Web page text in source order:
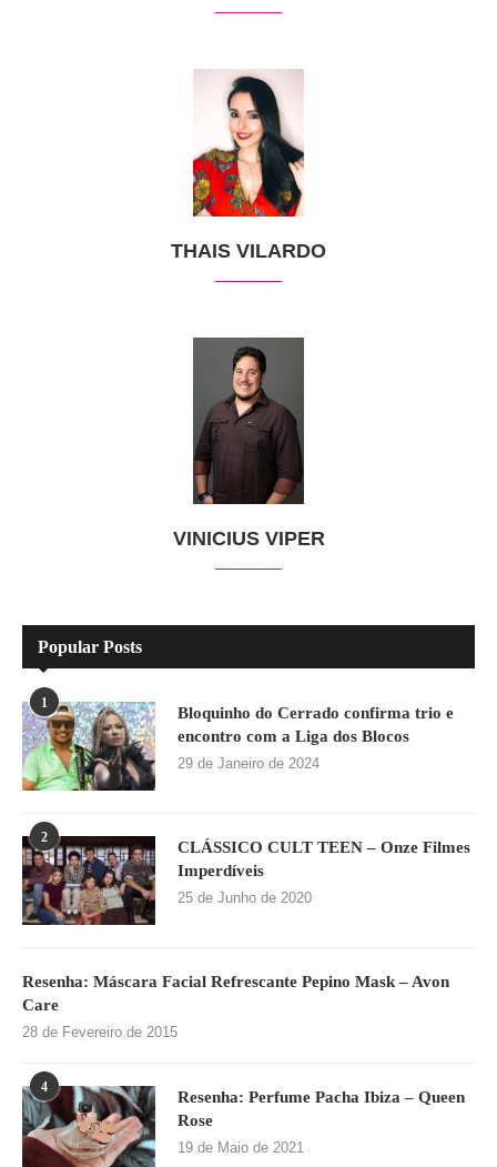
THAIS VILARDO
VINICIUS VIPER
Popular Posts
1
Bloquinho do Cerrado confirma trio e
encontro com a Liga dos Blocos
29 de Janeiro de 2024
2
CLÁSSICO CULT TEEN – Onze Filmes
Imperdíveis
25 de Junho de 2020
Resenha: Máscara Facial Refrescante Pepino Mask – Avon
Care
28 de Fevereiro de 2015
4
Resenha: Perfume Pacha Ibiza – Queen
Rose
19 de Maio de 2021